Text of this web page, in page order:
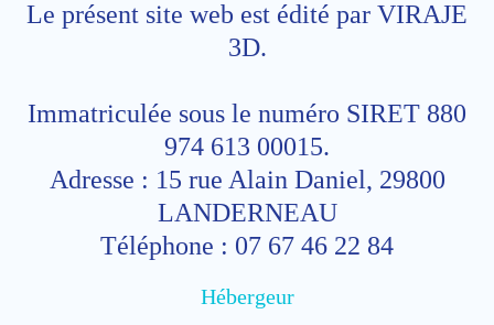
Le présent site web est édité par VIRAJE
3D.
Immatriculée sous le numéro SIRET 880
974 613 00015.
Adresse : 15 rue Alain Daniel, 29800
LANDERNEAU
Téléphone : 07 67 46 22 84
Hébergeur